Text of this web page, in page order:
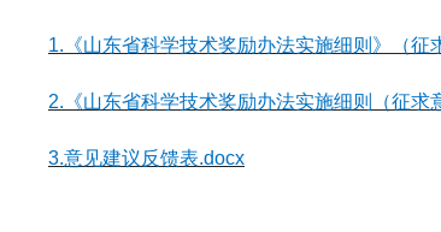
1.《山东省科学技术奖励办法实施细则》（征
2.《山东省科学技术奖励办法实施细则（征求
3.意见建议反馈表.docx